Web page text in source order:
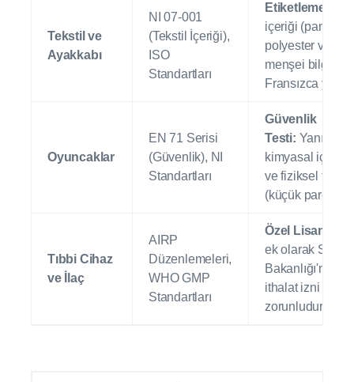
Tekstil ve
Ayakkabı
NI 07-001
(Tekstil İçeriği),
ISO
Standartları
Etiketleme:
içeriği (pamuk,
polyester vb.) ve
menşei bilgisi
Fransızca
Oyuncaklar
EN 71 Serisi
(Güvenlik), NI
Standartları
Güvenlik
Testi: Yanıcılık,
kimyasal içerik
ve fiziksel
(küçük parça)
Tıbbi Cihaz
ve İlaç
AIRP
Düzenlemeleri,
WHO GMP
Standartları
Özel Lisans:
ek olarak Sağlık
Bakanlığı'ndan
ithalat izni ve
zorunludur.